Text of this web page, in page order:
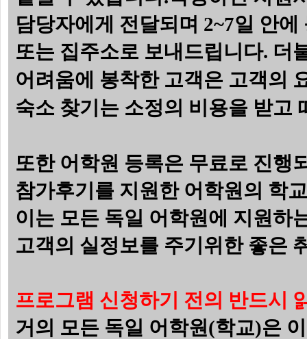
담당자에게 전달되며 2~7일 안
또는 집주소로 보내드립니다. 더
어려움에 봉착한 고객은 고객의
숙소 찾기는 소정의 비용을 받고
또한 어학원 등록은 무료로 진행
참가후기를 지원한 어학원의 학
이는 모든 독일 어학원에 지원하
고객의 실정보를 주기위한 좋은
프로그램 신청하기 전의 반드시
거의 모든 독일 어학원(학교)은